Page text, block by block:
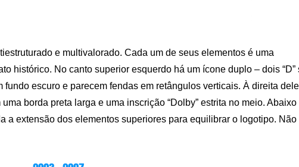
e multivalorado. Cada um de seus elementos é uma
histórico. No canto superior esquerdo há um ícone duplo – dois “D”
escuro e parecem fendas em retângulos verticais. À direita
borda preta larga e uma inscrição “Dolby” estrita no meio. Abaixo
a extensão dos elementos superiores para equilibrar o logotipo. Não